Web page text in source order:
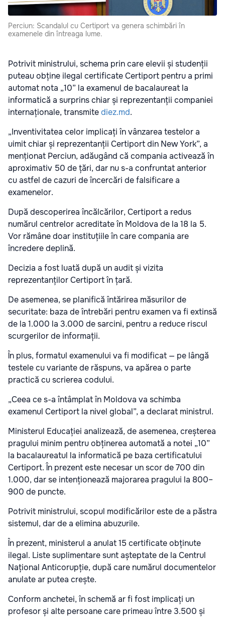
Perciun: Scandalul cu Certiport va genera schimbări în
examenele din întreaga lume.
Potrivit ministrului, schema prin care elevii și studenții
puteau obține ilegal certificate Certiport pentru a primi
automat nota „10” la examenul de bacalaureat la
informatică a surprins chiar și reprezentanții companiei
internaționale, transmitediez.md.
„Inventivitatea celor implicați în vânzarea testelor a
uimit chiar și reprezentanții Certiport din New York”, a
menționat Perciun, adăugând că compania activează în
aproximativ 50 de țări, dar nu s-a confruntat anterior
cu astfel de cazuri de încercări de falsificare a
examenelor.
După descoperirea încălcărilor, Certiport a redus
numărul centrelor acreditate în Moldova de la 18 la 5.
Vor rămâne doar instituțiile în care compania are
încredere deplină.
Decizia a fost luată după un audit și vizita
reprezentanților Certiport în țară.
De asemenea, se planifică întărirea măsurilor de
securitate: baza de întrebări pentru examen va fi extinsă
de la 1.000 la 3.000 de sarcini, pentru a reduce riscul
scurgerilor de informații.
În plus, formatul examenului va fi modificat — pe lângă
testele cu variante de răspuns, va apărea o parte
practică cu scrierea codului.
„Ceea ce s-a întâmplat în Moldova va schimba
examenul Certiport la nivel global”, a declarat ministrul.
Ministerul Educației analizează, de asemenea, creșterea
pragului minim pentru obținerea automată a notei „10”
la bacalaureatul la informatică pe baza certificatului
Certiport. În prezent este necesar un scor de 700 din
1.000, dar se intenționează majorarea pragului la 800–
900 de puncte.
Potrivit ministrului, scopul modificărilor este de a păstra
sistemul, dar de a elimina abuzurile.
În prezent, ministerul a anulat 15 certificate obținute
ilegal. Liste suplimentare sunt așteptate de la Centrul
Național Anticorupție, după care numărul documentelor
anulate ar putea crește.
Conform anchetei, în schemă ar fi fost implicați un
profesor și alte persoane care primeau între 3.500 și